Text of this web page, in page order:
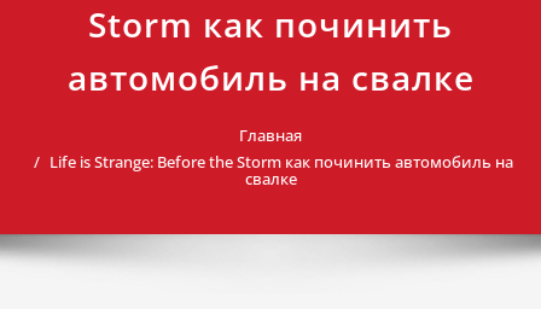
Storm как починить
автомобиль на свалке
Главная
Life is Strange: Before the Storm как починить автомобиль на
свалке